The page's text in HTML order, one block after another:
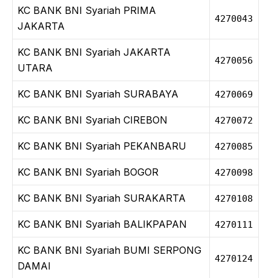
KC BANK BNI Syariah PRIMA
JAKARTA
4270043
KC BANK BNI Syariah JAKARTA
UTARA
4270056
KC BANK BNI Syariah SURABAYA 4270069
KC BANK BNI Syariah CIREBON 4270072
KC BANK BNI Syariah PEKANBARU 4270085
KC BANK BNI Syariah BOGOR 4270098
KC BANK BNI Syariah SURAKARTA 4270108
KC BANK BNI Syariah BALIKPAPAN 4270111
KC BANK BNI Syariah BUMI SERPONG
DAMAI
4270124